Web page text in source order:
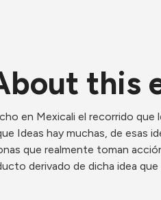
this
en Mexicali el recorrido
Ideas hay muchas, de esas
que realmente toman
derivado de dicha idea